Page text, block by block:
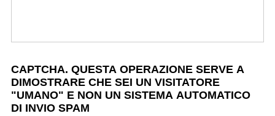
CAPTCHA. QUESTA OPERAZIONE SERVE A
DIMOSTRARE CHE SEI UN VISITATORE
"UMANO" E NON UN SISTEMA AUTOMATICO
DI INVIO SPAM